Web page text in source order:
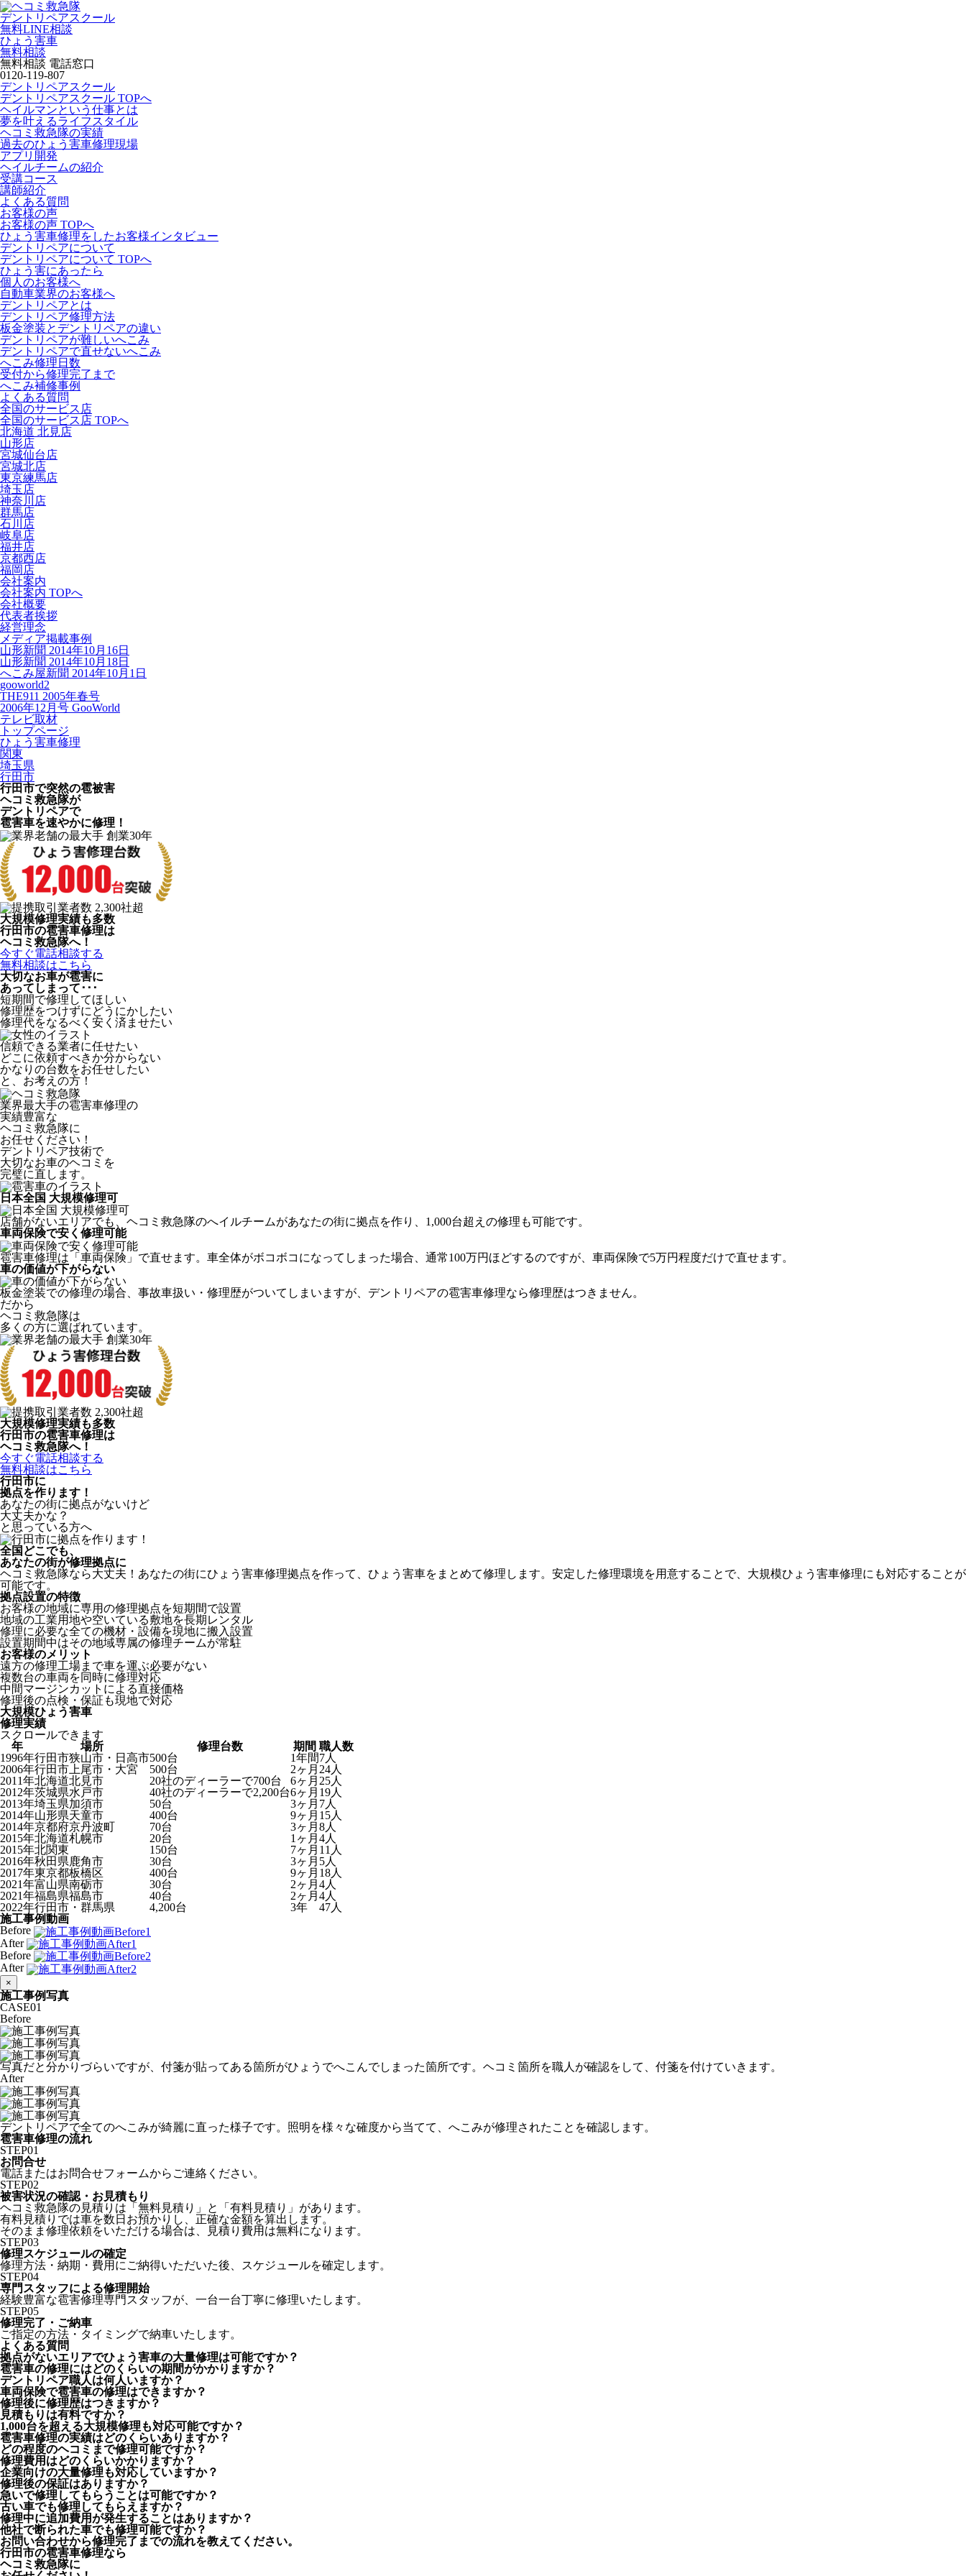
デントリペアスクール
無料LINE相談
ひょう害車
無料相談
無料相談 電話窓口
0120-119-807
デントリペアスクール
デントリペアスクール TOPへ
ヘイルマンという仕事とは
夢を叶えるライフスタイル
ヘコミ救急隊の実績
過去のひょう害車修理現場
アプリ開発
ヘイルチームの紹介
受講コース
講師紹介
よくある質問
お客様の声
お客様の声 TOPへ
ひょう害車修理をしたお客様インタビュー
デントリペアについて
デントリペアについて TOPへ
ひょう害にあったら
個人のお客様へ
自動車業界のお客様へ
デントリペアとは
デントリペア修理方法
板金塗装とデントリペアの違い
デントリペアが難しいへこみ
デントリペアで直せないへこみ
へこみ修理日数
受付から修理完了まで
へこみ補修事例
よくある質問
全国のサービス店
全国のサービス店 TOPへ
北海道 北見店
山形店
宮城仙台店
宮城北店
東京練馬店
埼玉店
神奈川店
群馬店
石川店
岐阜店
福井店
京都西店
福岡店
会社案内
会社案内 TOPへ
会社概要
代表者挨拶
経営理念
メディア掲載事例
山形新聞 2014年10月16日
山形新聞 2014年10月18日
へこみ屋新聞 2014年10月1日
gooworld2
THE911 2005年春号
2006年12月号 GooWorld
テレビ取材
トップページ
ひょう害車修理
関東
埼玉県
行田市
行田市で突然の雹被害
ヘコミ救急隊が
デントリペアで
雹害車を速やかに修理！
大規模修理実績も多数
行田市の雹害車修理は
ヘコミ救急隊へ！
今すぐ電話相談する
無料相談はこちら
大切なお車が雹害に
あってしまって･･･
短期間で修理してほしい
修理歴をつけずにどうにかしたい
修理代をなるべく安く済ませたい
信頼できる業者に任せたい
どこに依頼すべきか分からない
かなりの台数をお任せしたい
と、お考えの方！
業界最大手の雹害車修理の
実績豊富な
ヘコミ救急隊に
お任せください！
デントリペア技術で
大切なお車のヘコミを
完璧に直します。
日本全国 大規模修理可
店舗がないエリアでも、ヘコミ救急隊のへイルチームがあなたの街に拠点を作り、1,000台超えの修理も可能です。
車両保険で安く修理可能
雹害車修理は「車両保険」で直せます。車全体がボコボコになってしまった場合、通常100万円ほどするのですが、車両保険で5万円程度だけで直せます。
車の価値が下がらない
板金塗装での修理の場合、事故車扱い・修理歴がついてしまいますが、デントリペアの雹害車修理なら修理歴はつきません。
だから
ヘコミ救急隊は
多くの方に選ばれています。
大規模修理実績も多数
行田市の雹害車修理は
ヘコミ救急隊へ！
今すぐ電話相談する
無料相談はこちら
行田市に
拠点を作ります！
あなたの街に拠点がないけど
大丈夫かな？
と思っている方へ
全国どこでも、
あなたの街が修理拠点に
ヘコミ救急隊なら大丈夫！あなたの街にひょう害車修理拠点を作って、ひょう害車をまとめて修理します。安定した修理環境を用意することで、大規模ひょう害車修理にも対応することが
可能です。
拠点設置の特徴
お客様の地域に専用の修理拠点を短期間で設置
地域の工業用地や空いている敷地を長期レンタル
修理に必要な全ての機材・設備を現地に搬入設置
設置期間中はその地域専属の修理チームが常駐
お客様のメリット
遠方の修理工場まで車を運ぶ必要がない
複数台の車両を同時に修理対応
中間マージンカットによる直接価格
修理後の点検・保証も現地で対応
大規模ひょう害車
修理実績
スクロールできます
年
場所 修理台数 期間 職人数
1996年行田市狭山市・日高市500台 1年間7人
2006年行田市上尾市・大宮 500台 2ヶ月 24人
2011年北海道北見市 20社のディーラーで700台 6ヶ月 25人
2012年茨城県水戸市 40社のディーラーで2,200台6ヶ月 19人
2013年埼玉県加須市 50台 3ヶ月 7人
2014年山形県天童市 400台 9ヶ月 15人
2014年京都府京丹波町 70台 3ヶ月 8人
2015年北海道札幌市 20台 1ヶ月 4人
2015年北関東 150台 7ヶ月 11人
2016年秋田県鹿角市 30台 3ヶ月 5人
2017年東京都板橋区 400台 9ヶ月 18人
2021年富山県南砺市 30台 2ヶ月 4人
2021年福島県福島市 40台 2ヶ月 4人
2022年行田市・群馬県 4,200台 3年
47人
施工事例動画
Before
After
Before
After
×
施工事例写真
CASE01
Before
写真だと分かりづらいですが、付箋が貼ってある箇所がひょうでへこんでしまった箇所です。ヘコミ箇所を職人が確認をして、付箋を付けていきます。
After
デントリペアで全てのへこみが綺麗に直った様子です。照明を様々な確度から当てて、へこみが修理されたことを確認します。
雹害車修理の流れ
STEP01
お問合せ
電話またはお問合せフォームからご連絡ください。
STEP02
被害状況の確認・お見積もり
ヘコミ救急隊の見積りは「無料見積り」と「有料見積り」があります。
有料見積りでは車を数日お預かりし、正確な金額を算出します。
そのまま修理依頼をいただける場合は、見積り費用は無料になります。
STEP03
修理スケジュールの確定
修理方法・納期・費用にご納得いただいた後、スケジュールを確定します。
STEP04
専門スタッフによる修理開始
経験豊富な雹害修理専門スタッフが、一台一台丁寧に修理いたします。
STEP05
修理完了・ご納車
ご指定の方法・タイミングで納車いたします。
よくある質問
拠点がないエリアでひょう害車の大量修理は可能ですか？
雹害車の修理にはどのくらいの期間がかかりますか？
デントリペア職人は何人いますか？
車両保険で雹害車の修理はできますか？
修理後に修理歴はつきますか？
見積もりは有料ですか？
1,000台を超える大規模修理も対応可能ですか？
雹害車修理の実績はどのくらいありますか？
どの程度のヘコミまで修理可能ですか？
修理費用はどのくらいかかりますか？
企業向けの大量修理も対応していますか？
修理後の保証はありますか？
急いで修理してもらうことは可能ですか？
古い車でも修理してもらえますか？
修理中に追加費用が発生することはありますか？
他社で断られた車でも修理可能ですか？
お問い合わせから修理完了までの流れを教えてください。
行田市の雹害車修理なら
ヘコミ救急隊に